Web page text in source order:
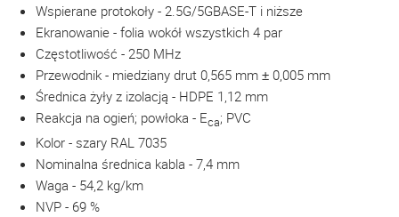
Wspierane protokoły - 2.5G/5GBASE-T i niższe
Ekranowanie - folia wokół wszystkich 4 par
Częstotliwość - 250 MHz
Przewodnik - miedziany drut 0,565 mm ± 0,005 mm
Średnica żyły z izolacją - HDPE 1,12 mm
Reakcja na ogień; powłoka - Eca; PVC
Kolor - szary RAL 7035
Nominalna średnica kabla - 7,4 mm
Waga - 54,2 kg/km
NVP - 69 %